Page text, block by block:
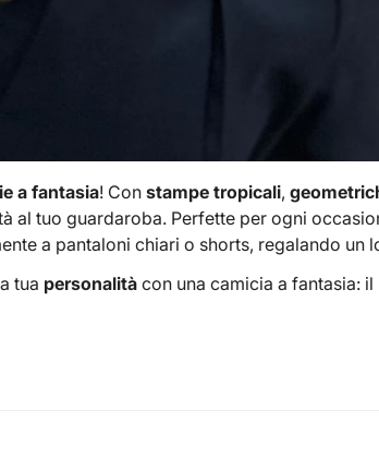
a fantasia! Con stampe tropicali,
al tuo guardaroba. Perfette per ogni
a pantaloni chiari o shorts, regalando un
tua personalità con una camicia a fantasia: